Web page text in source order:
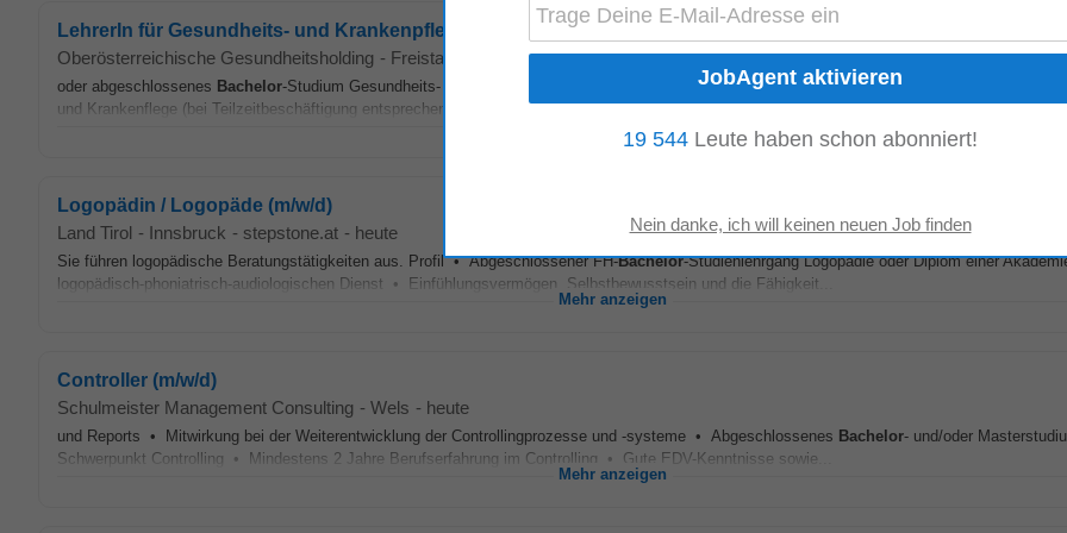
LehrerIn für Gesundheits- und Krankenpflege (für die Region Mühlviertel/Innviertel) (m/w/d)
Oberösterreichische Gesundheitsholding - Freistadt heyjobs.co - heute
oder abgeschlossenes Bachelor-Studium Gesundheits- und Krankenpflege ✓ mindestens zweijährige Berufserfahrung in im gehobenen Dienst
und Krankenflege (bei Teilzeitbeschäftigung entsprechend länger)✓ Sonderausbildung für Lehraufgaben gem. §17 (7) GuKG...
Logopädin / Logopäde (m/w/d)
Land Tirol - Innsbruck - stepstone.at - heute
Sie führen logopädische Beratungstätigkeiten aus. Profil • Abgeschlossener FH-Bachelor-Studienlehrgang Logopädie oder Diplom einer
logopädisch-phoniatrisch-audiologischen Dienst • Einfühlungsvermögen, Selbstbewusstsein und die Fähigkeit...
Mehr anzeigen
Controller (m/w/d)
Schulmeister Management Consulting - Wels - heute
und Reports • Mitwirkung bei der Weiterentwicklung der Controllingprozesse und -systeme • Abgeschlossenes Bachelor- und/oder
Schwerpunkt Controlling • Mindestens 2 Jahre Berufserfahrung im Controlling • Gute EDV-Kenntnisse sowie...
Mehr anzeigen
19 544 Leute haben schon abonniert!